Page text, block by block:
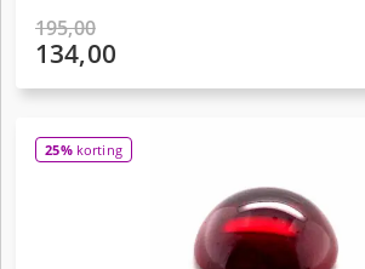
195,00
Oorspronkelijke
134,00
is:
€134,00.
25%korting